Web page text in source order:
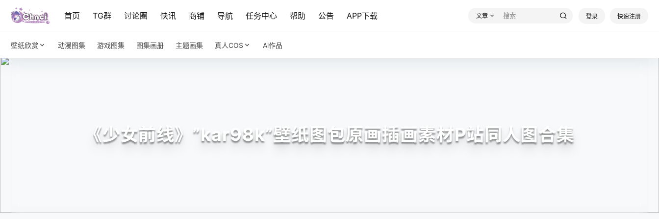
首页 TG群 讨论圈 快讯 商铺 导航 任务中心 帮助 公告 APP下载 文章 登录 快速注册
壁纸欣赏 动漫图集 游戏图集 图集画册 主题画集 真人COS Ai作品
《少女前线》”kar98k”壁纸图包原画插画素材P站同人图合集